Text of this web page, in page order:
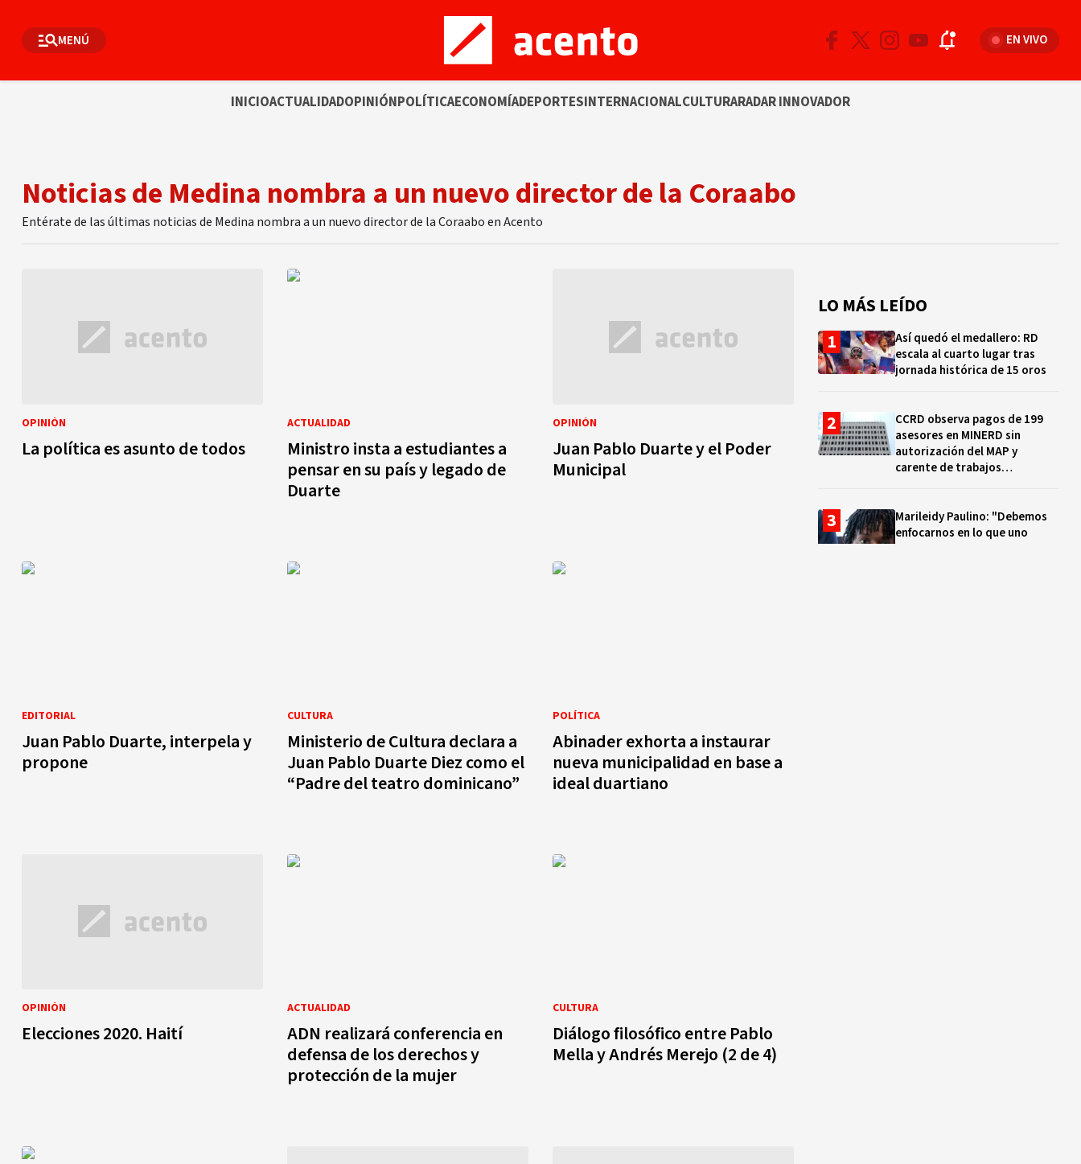
MENÚ EN VIVO
INICIOACTUALIDADOPINIÓNPOLÍTICAECONOMÍADEPORTESINTERNACIONALCULTURARADAR INNOVADOR
Noticias de Medina nombra a un nuevo director de la Coraabo
Entérate de las últimas noticias de Medina nombra a un nuevo director de la Coraabo en Acento
OPINIÓN
La política es asunto de todos
ACTUALIDAD
Ministro insta a estudiantes a
pensar en su país y legado de
Duarte
OPINIÓN
Juan Pablo Duarte y el Poder
Municipal
EDITORIAL
Juan Pablo Duarte, interpela y
propone
CULTURA
Ministerio de Cultura declara a
Juan Pablo Duarte Diez como el
“Padre del teatro dominicano”
POLÍTICA
Abinader exhorta a instaurar
nueva municipalidad en base a
ideal duartiano
OPINIÓN
Elecciones 2020. Haití
ACTUALIDAD
ADN realizará conferencia en
defensa de los derechos y
protección de la mujer
CULTURA
Diálogo filosófico entre Pablo
Mella y Andrés Merejo (2 de 4)
LO MÁS LEÍDO
Así quedó el medallero: RD
escala al cuarto lugar tras
jornada histórica de 15 oros
CCRD observa pagos de 199
asesores en MINERD sin
autorización del MAP y
carente de trabajos
Marileidy Paulino: "Debemos
enfocarnos en lo que uno